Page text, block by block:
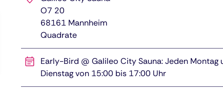
O7 20
68161 Mannheim
Quadrate
Early-Bird @ Galileo City Sauna: Jeden Montag
Dienstag von 15:00 bis 17:00 Uhr